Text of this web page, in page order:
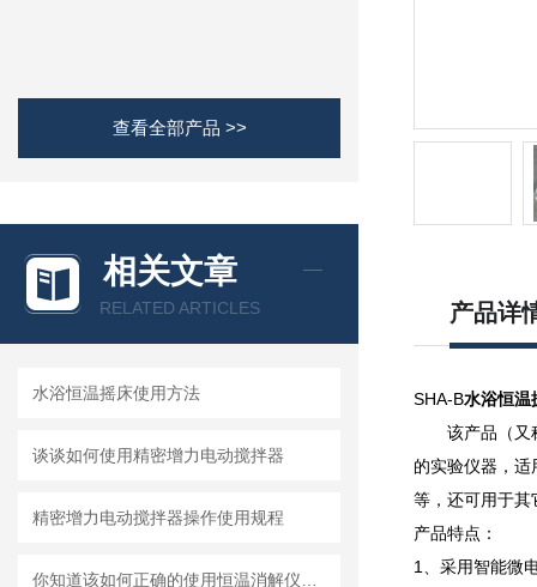
查看全部产品 >>
相关文章
RELATED ARTICLES
水浴恒温摇床使用方法
谈谈如何使用精密增力电动搅拌器
精密增力电动搅拌器操作使用规程
产品详
SHA-B水浴恒温
该产品（又
的实验仪器，
等，还可用于其
产品特点：
1、采用智能微